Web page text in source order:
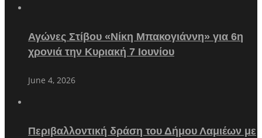
Αγώνες Στίβου «Νίκη Μπακογιάννη» για 6η
χρονιά την Κυριακή 7 Ιουνίου
June 4, 2026
Περιβαλλοντική δράση του Δήμου Λαμιέων με